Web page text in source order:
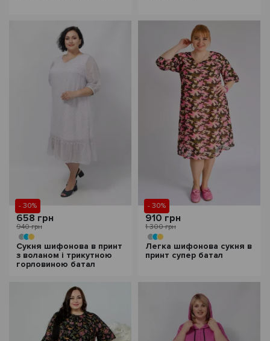
- 30%
658 грн
940 грн
Сукня шифонова в принт
з воланом і трикутною
горловиною батал
- 30%
910 грн
1 300 грн
Легка шифонова сукня в
принт супер батал